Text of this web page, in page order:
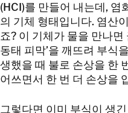
(HCI)를 만들어 내는데, 염
의 기체 형태입니다. 염산
죠? 이 기체가 물을 만나면
동태 피막’을 깨뜨려 부식
생했을 때 불로 손상을 한
어쓰면서 한 번 더 손상을
그렇다면 이미 부식이 생